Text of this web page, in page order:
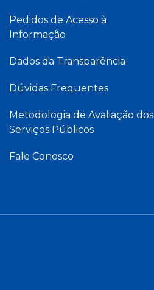
Pedidos de Acesso à
Informação
Dados da Transparência
Dúvidas Frequentes
Metodologia de Avaliação dos
Serviços Públicos
Fale Conosco